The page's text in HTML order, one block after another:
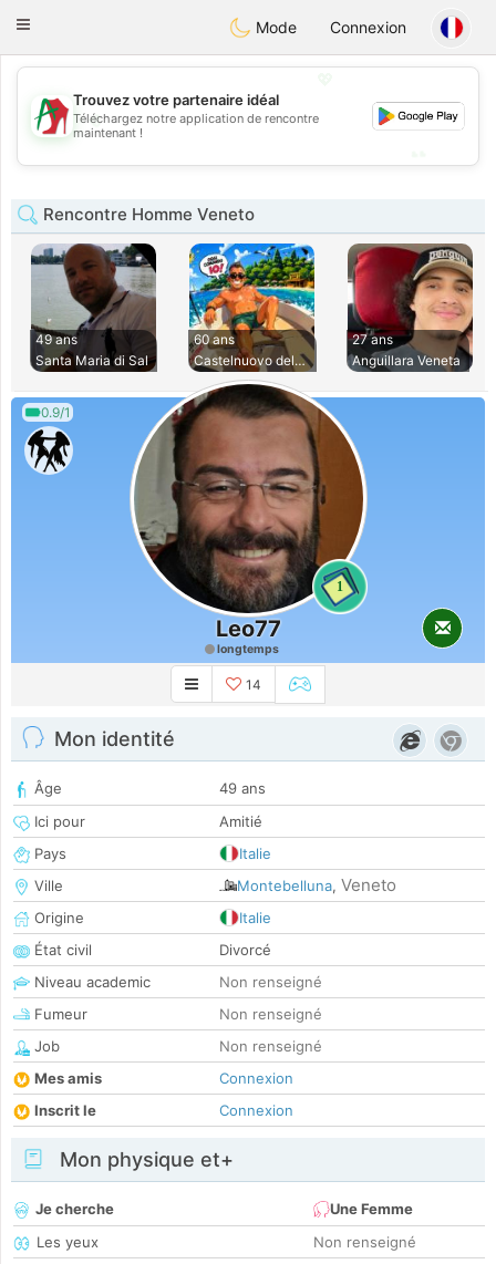
AmamiOra
Toggle
Mode Connexion
💖
💕
Trouvez votre partenaire idéal
Téléchargez notre application de rencontre
maintenant !
Rencontre Homme Veneto
49 ans
Santa Maria di Sal
60 ans
Castelnuovo del Ga
27 ans
Anguillara Veneta
0.9/1
1
Leo77
longtemps
14
Mon identité
Âge
49 ans
Ici pour
Amitié
Pays
Italie
Ville
Montebelluna, Veneto
Origine
Italie
État civil
Divorcé
Niveau academic
Non renseigné
Fumeur
Non renseigné
Job
Non renseigné
Mes amis
Connexion
Inscrit le
Connexion
Mon physique et+
Je cherche
Une Femme
Les yeux
Non renseigné